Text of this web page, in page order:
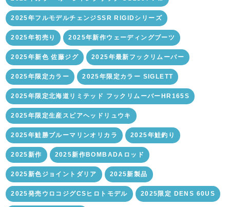
2025年フルモデルチェンジSSR RIGIDシリーズ
2025年初売り 2025年新作ウェーディングブーツ
2025年新色 佐藤ジグ 2025年最新フックリムーバー
2025年限定カラー 2025年限定カラー SIGLETT
2025年限定北海道リミテッド フックリムーバーHR165S
2025年限定生産スピアヘッドリュウキ
2025年鮭勝ブルーマリンオリカラ 2025年鮭釣り
2025新作 2025新作BOMBADAロッド
2025新色ジョイントダリア 2025新製品
2025発売ウロコジグCSヒロトモデル 2025限定 DENS 60US